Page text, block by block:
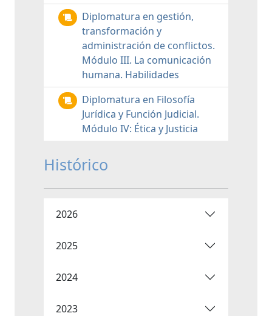
Diplomatura en gestión,
transformación y
administración de conflictos.
Módulo III. La comunicación
humana. Habilidades
Diplomatura en Filosofía
Jurídica y Función Judicial.
Módulo IV: Ética y Justicia
Histórico
2026
2025
2024
2023